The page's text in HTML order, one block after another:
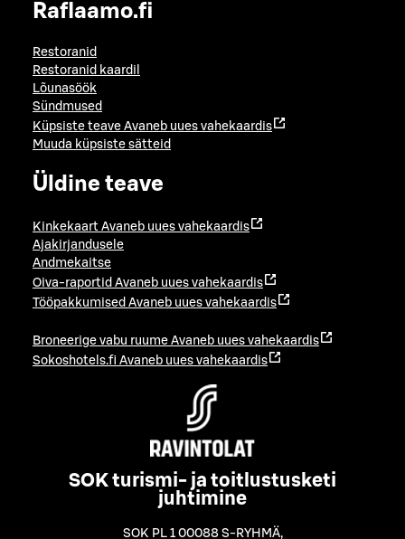
Raflaamo.fi
Restoranid
Restoranid kaardil
Lõunasöök
Sündmused
Küpsiste teave Avaneb uues vahekaardis
Muuda küpsiste sätteid
Üldine teave
Kinkekaart Avaneb uues vahekaardis
Ajakirjandusele
Andmekaitse
Oiva-raportid Avaneb uues vahekaardis
Tööpakkumised Avaneb uues vahekaardis
Broneerige vabu ruume Avaneb uues vahekaardis
Sokoshotels.fi Avaneb uues vahekaardis
SOK turismi- ja toitlustusketi
juhtimine
SOK PL 1 00088 S-RYHMÄ,